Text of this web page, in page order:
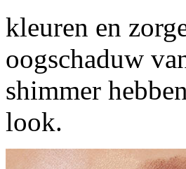
kleuren en
oogschaduw
shimmer
look.